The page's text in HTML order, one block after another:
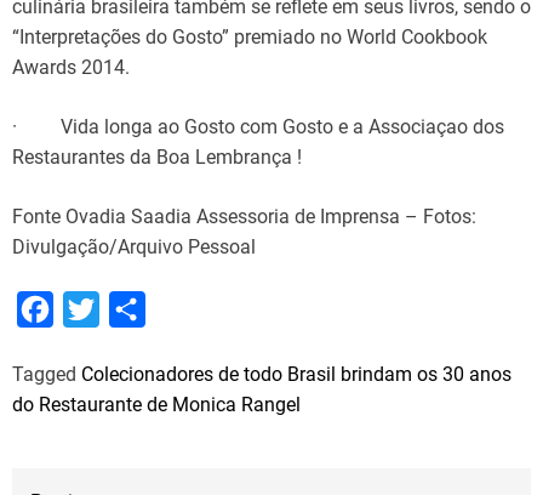
culinária brasileira também se reflete em seus livros, sendo o
“Interpretações do Gosto” premiado no World Cookbook
Awards 2014.
· Vida longa ao Gosto com Gosto e a Associaçao dos
Restaurantes da Boa Lembrança !
Fonte Ovadia Saadia Assessoria de Imprensa – Fotos:
Divulgação/Arquivo Pessoal
c
e
i
t
a
r
Tagged Colecionadores de todo Brasil brindam os 30 anos
do Restaurante de Monica Rangel